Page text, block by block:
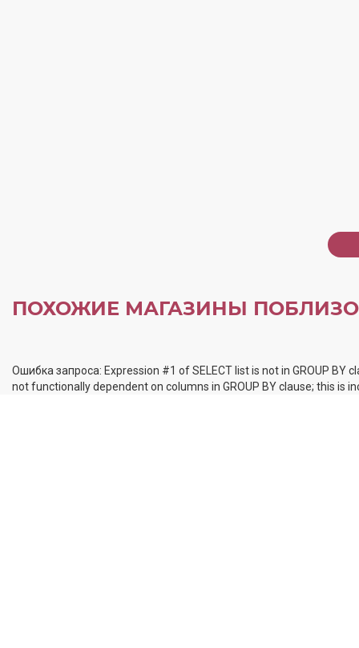
ПОХОЖИЕ МАГАЗИНЫ
Ошибка запроса: Expression #1 of SELECT list is not in GROUP
not functionally dependent on columns in GROUP BY clause; this is